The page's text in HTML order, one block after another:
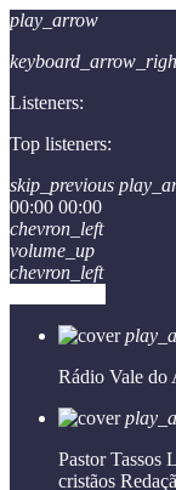
play_arrow
Listeners:
Top listeners:
skip_previous
00:00 00:00
chevron_left
volume_up
chevron_left
Rádio Vale do
Pastor Tassos
cristãos